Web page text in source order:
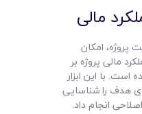
مالی
پروژه، امکان
مالی پروژه بر
با این ابزار
هدف را شناسایی
انجام داد.